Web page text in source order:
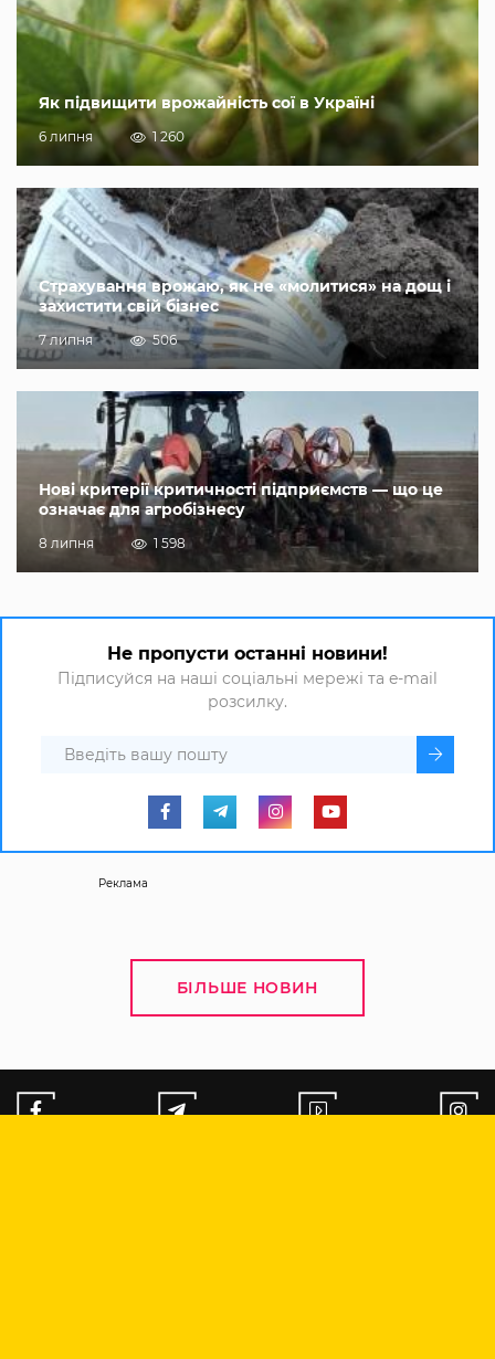
Як підвищити врожайність сої в Україні
6 липня 1 260
Страхування врожаю, як не «молитися» на дощ і
захистити свій бізнес
7 липня 506
Нові критерії критичності підприємств — що це
означає для агробізнесу
8 липня 1 598
Не пропусти останні новини!
Підписуйся на наші соціальні мережі та e-mail
розсилку.
Реклама
БІЛЬШЕ НОВИН